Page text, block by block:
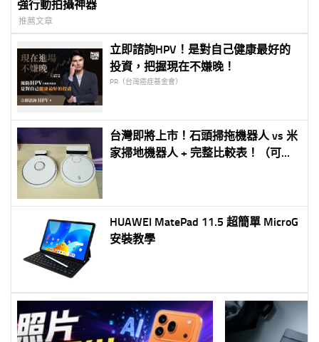
強行動拍攝神器
推薦文章
立即諮詢HPV！是對自己健康最好的
投資，把握現在不嫌晚！
PR（台灣癌症基金會）
台灣即將上市！石頭掃拖機器人 vs 米
家掃地機器人 + 完整比較表！（可以
HUAWEI MatePad 11.5 超簡單 MicroG
安裝教學